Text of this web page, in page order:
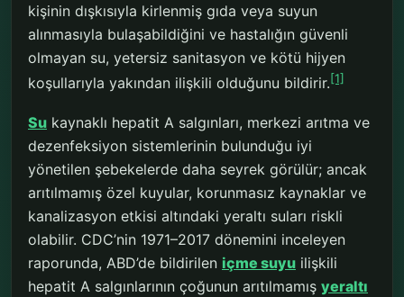
kişinin dışkısıyla kirlenmiş gıda veya suyun
alınmasıyla bulaşabildiğini ve hastalığın güvenli
olmayan su, yetersiz sanitasyon ve kötü hijyen
koşullarıyla yakından ilişkili olduğunu bildirir.[1]
Su kaynaklı hepatit A salgınları, merkezi arıtma ve
dezenfeksiyon sistemlerinin bulunduğu iyi
yönetilen şebekelerde daha seyrek görülür; ancak
arıtılmamış özel kuyular, korunmasız kaynaklar ve
kanalizasyon etkisi altındaki yeraltı suları riskli
olabilir. CDC’nin 1971–2017 dönemini inceleyen
raporunda, ABD’de bildirilen içme suyu ilişkili
hepatit A salgınlarının çoğunun arıtılmamış yeraltı